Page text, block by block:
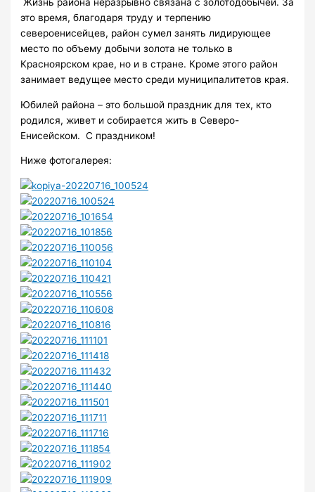
это время, благодаря труду и терпению
североенисейцев, район сумел занять лидирующее
место по объему добычи золота не только в
Красноярском крае, но и в стране. Кроме этого район
занимает ведущее место среди муниципалитетов края.
Юбилей района – это большой праздник для тех, кто
родился, живет и собирается жить в Северо-
Енисейском. С праздником!
Ниже фотогалерея: